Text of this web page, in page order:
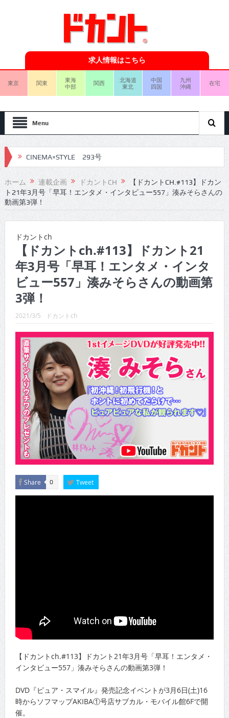
求人情報はこちら
東京 関東
東海
中部
関西
北海道
東北
中国
四国
九州
沖縄
在宅
Menu
CINEMA×STYLE 293号
CINEMA×STYLE 292号
CINEMA×STYLE 291号
CINEMA×STYLE 290号
CINEMA×STYLE 289号
CINEMA×STYLE 288号
CINEMA×STYLE 287号
CINEMA×STYLE 286号
CINEMA×STYLE 285号
CINEMA×STYLE 294号
ホーム 連載企画 ドカントCH
【ドカントCH.#113】ドカン
ト21年3月号「早耳！エンタメ・インタビュー557」湊みそらさんの
動画第3弾！
ドカントch
【ドカントch.#113】ドカント21
年3月号「早耳！エンタメ・インタ
ビュー557」湊みそらさんの動画第
3弾！
2021/3/5 ドカントch
Share 0 Tweet
【ドカントch.#113】ドカント21年3月号「早耳！エンタメ・
インタビュー557」湊みそらさんの動画第3弾！
DVD『ピュア・スマイル』発売記念イベントが3月6日(土)16
時からソフマップAKIBA①号店サブカル・モバイル館6Fで開
催。